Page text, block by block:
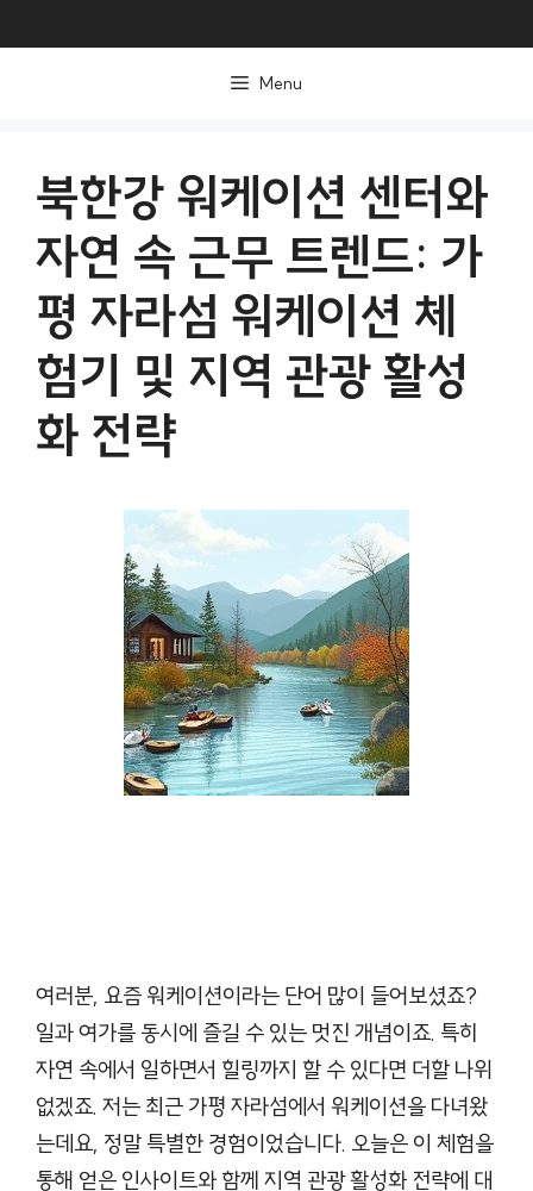
Menu
북한강 워케이션 센터와
자연 속 근무 트렌드: 가
평 자라섬 워케이션 체
험기 및 지역 관광 활성
화 전략
여러분, 요즘 워케이션이라는 단어 많이 들어보셨죠?
일과 여가를 동시에 즐길 수 있는 멋진 개념이죠. 특히
자연 속에서 일하면서 힐링까지 할 수 있다면 더할 나위
없겠죠. 저는 최근 가평 자라섬에서 워케이션을 다녀왔
는데요, 정말 특별한 경험이었습니다. 오늘은 이 체험을
통해 얻은 인사이트와 함께 지역 관광 활성화 전략에 대